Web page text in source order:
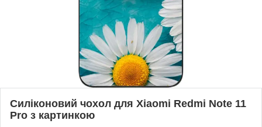
Силіконовий чохол для Xiaomi Redmi Note 11
Pro з картинкою